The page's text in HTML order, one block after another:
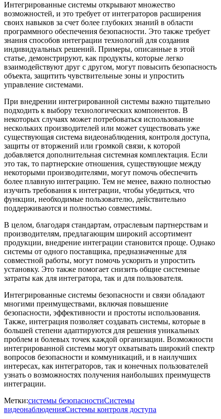
Интегрированные системы открывают множество
возможностей, и это требует от интеграторов расширения
своих навыков за счет более глубоких знаний в области
программного обеспечения безопасности. Это также требует
знания способов интеграции технологий для создания
индивидуальных решений. Примеры, описанные в этой
статье, демонстрируют, как продукты, которые легко
взаимодействуют друг с другом, могут повысить безопасность
объекта, защитить чувствительные зоны и упростить
управление системами.
При внедрении интегрированной системы важно тщательно
подходить к выбору технологических компонентов. В
некоторых случаях может потребоваться использование
нескольких производителей или может существовать уже
существующая система видеонаблюдения, контроля доступа,
защиты от вторжений или громкой связи, к которой
добавляется дополнительная системная комплектация. Если
это так, то партнерские отношения, существующие между
некоторыми производителями, могут помочь обеспечить
более плавную интеграцию. Тем не менее, важно полностью
изучить требования к интеграции, чтобы убедиться, что
функции, необходимые пользователю, действительно
поддерживаются и полностью совместимы.
В целом, благодаря стандартам, отраслевым партнерствам и
производителям, предлагающим широкий ассортимент
продукции, внедрение интеграции становится проще. Однако
системы от одного поставщика, предназначенные для
совместной работы, могут помочь ускорить и упростить
установку. Это также помогает снизить общие системные
затраты как для интегратора, так и для пользователя.
Интегрированные системы безопасности и связи обладают
многими преимуществами, включая повышение
безопасности, эффективности и простоты использования.
Также, интеграция позволяет создавать системы, которые в
большей степени адаптируются для решения уникальных
проблем и болевых точек каждой организации. Возможности
интегрированной системы могут охватывать широкий спектр
вопросов безопасности и коммуникаций, и в наилучших
интересах, как интеграторов, так и конечных пользователей
узнать о возможностях получения наибольших преимуществ
интеграции.
Метки:системы безопасностиСистемы
видеонаблюденияСистемы контроля доступа